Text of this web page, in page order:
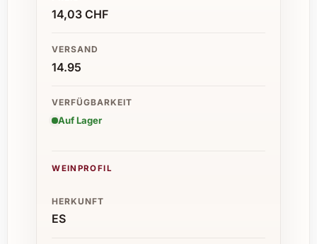
14,03 CHF
VERSAND
14.95
VERFÜGBARKEIT
Auf Lager
WEINPROFIL
HERKUNFT
ES